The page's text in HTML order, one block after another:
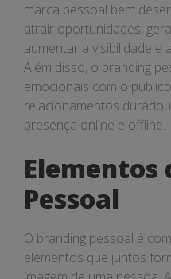
marca pessoal bem
atrair oportunidades,
aumentar a visibilidade e
Além disso, o branding
emocionais com o
relacionamentos
presença online e offline.
Elementos
Pessoal
O branding pessoal é
elementos que juntos